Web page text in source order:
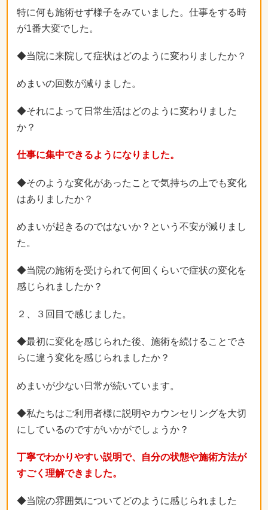
特に何も施術せず様子をみていました。仕事をする時
が1番大変でした。
◆当院に来院して症状はどのように変わりましたか？
めまいの回数が減りました。
◆それによって日常生活はどのように変わりました
か？
仕事に集中できるようになりました。
◆そのような変化があったことで気持ちの上でも変化
はありましたか？
めまいが起きるのではないか？という不安が減りまし
た。
◆当院の施術を受けられて何回くらいで症状の変化を
感じられましたか？
２、３回目で感じました。
◆最初に変化を感じられた後、施術を続けることでさ
らに違う変化を感じられましたか？
めまいが少ない日常が続いています。
◆私たちはご利用者様に説明やカウンセリングを大切
にしているのですがいかがでしょうか？
丁寧でわかりやすい説明で、自分の状態や施術方法が
すごく理解できました。
◆当院の雰囲気についてどのように感じられました